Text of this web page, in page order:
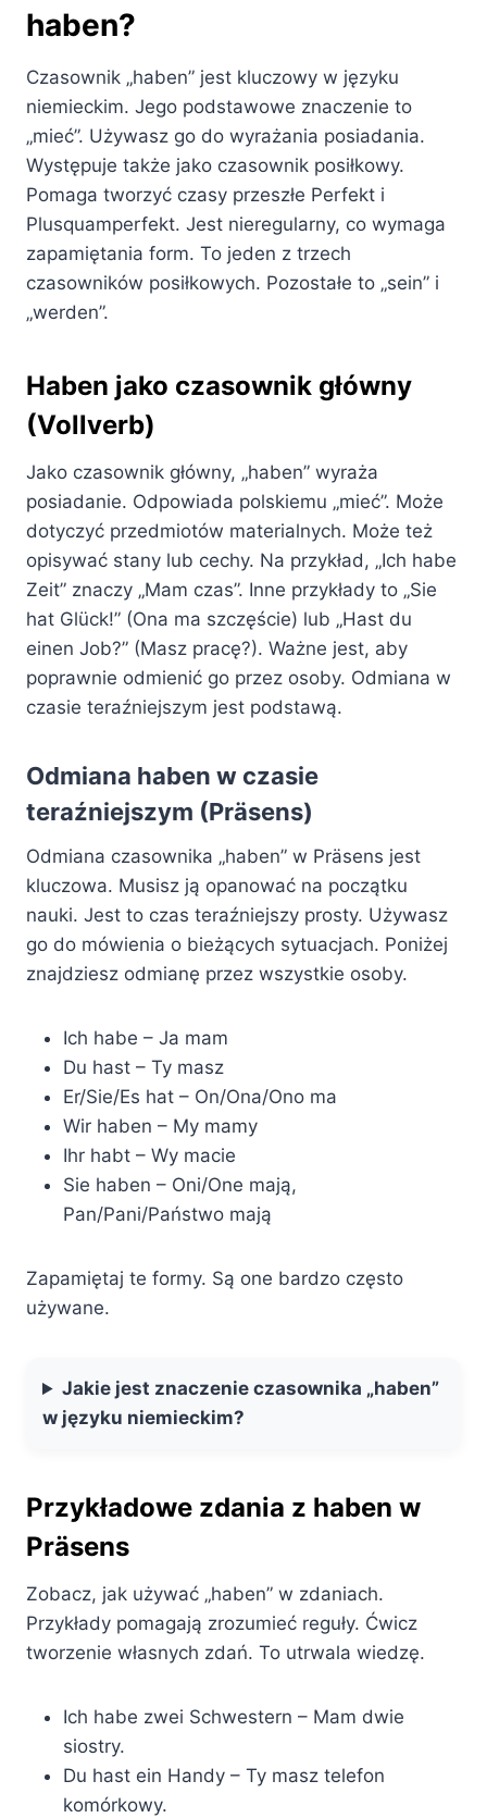
haben?
Czasownik „haben” jest kluczowy w języku
niemieckim. Jego podstawowe znaczenie to
„mieć”. Używasz go do wyrażania posiadania.
Występuje także jako czasownik posiłkowy.
Pomaga tworzyć czasy przeszłe Perfekt i
Plusquamperfekt. Jest nieregularny, co wymaga
zapamiętania form. To jeden z trzech
czasowników posiłkowych. Pozostałe to „sein” i
„werden”.
Haben jako czasownik główny
(Vollverb)
Jako czasownik główny, „haben” wyraża
posiadanie. Odpowiada polskiemu „mieć”. Może
dotyczyć przedmiotów materialnych. Może też
opisywać stany lub cechy. Na przykład, „Ich habe
Zeit” znaczy „Mam czas”. Inne przykłady to „Sie
hat Glück!” (Ona ma szczęście) lub „Hast du
einen Job?” (Masz pracę?). Ważne jest, aby
poprawnie odmienić go przez osoby. Odmiana w
czasie teraźniejszym jest podstawą.
Odmiana haben w czasie
teraźniejszym (Präsens)
Odmiana czasownika „haben” w Präsens jest
kluczowa. Musisz ją opanować na początku
nauki. Jest to czas teraźniejszy prosty. Używasz
go do mówienia o bieżących sytuacjach. Poniżej
znajdziesz odmianę przez wszystkie osoby.
Ich habe – Ja mam
Du hast – Ty masz
Er/Sie/Es hat – On/Ona/Ono ma
Wir haben – My mamy
Ihr habt – Wy macie
Sie haben – Oni/One mają,
Pan/Pani/Państwo mają
Zapamiętaj te formy. Są one bardzo często
używane.
Jakie jest znaczenie czasownika „haben”
w języku niemieckim?
Przykładowe zdania z haben w
Präsens
Zobacz, jak używać „haben” w zdaniach.
Przykłady pomagają zrozumieć reguły. Ćwicz
tworzenie własnych zdań. To utrwala wiedzę.
Ich habe zwei Schwestern – Mam dwie
siostry.
Du hast ein Handy – Ty masz telefon
komórkowy.